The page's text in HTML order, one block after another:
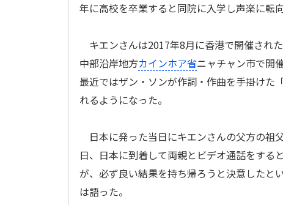
年に高校を卒業すると同院に入学し声楽に転向
キエンさんは2017年8月に香港で開催され
中部沿岸地方カインホア省ニャチャン市で開
最近ではザン・ソンが作詞・作曲を手掛け
れるようになった。
日本に発った当日にキエンさんの父方の祖
日、日本に到着して両親とビデオ通話をする
が、必ず良い結果を持ち帰ろうと決意したと
は語った。